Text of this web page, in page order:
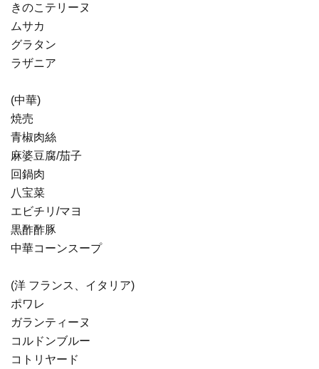
きのこテリーヌ
ムサカ
グラタン
ラザニア
(中華)
焼売
青椒肉絲
麻婆豆腐/茄子
回鍋肉
八宝菜
エビチリ/マヨ
黒酢酢豚
中華コーンスープ
(洋 フランス、イタリア)
ポワレ
ガランティーヌ
コルドンブルー
コトリヤード